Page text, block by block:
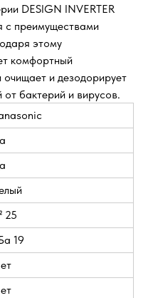
DESIGN INVERTER
с преимуществами
этому
комфортный
и дезодорирует
бактерий и вирусов.
25
19